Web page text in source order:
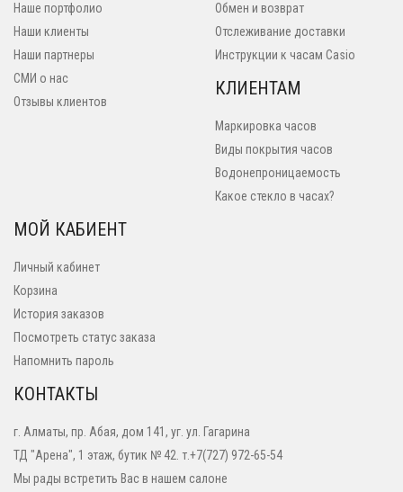
Наше портфолио
Наши клиенты
Наши партнеры
СМИ о нас
Отзывы клиентов
Обмен и возврат
Отслеживание доставки
Инструкции к часам Casio
КЛИЕНТАМ
Маркировка часов
Виды покрытия часов
Водонепроницаемость
Какое стекло в часах?
МОЙ КАБИЕНТ
Личный кабинет
Корзина
История заказов
Посмотреть статус заказа
Напомнить пароль
КОНТАКТЫ
г. Алматы, пр. Абая, дом 141, уг. ул. Гагарина
ТД "Арена", 1 этаж, бутик № 42. т.+7(727) 972-65-54
Мы рады встретить Вас в нашем салоне